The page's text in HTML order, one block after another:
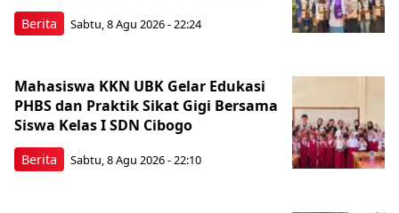
Berita Sabtu, 8 Agu 2026 - 22:24
Berita
Mahasiswa KKN UBK Gelar Edukasi
PHBS dan Praktik Sikat Gigi Bersama
Siswa Kelas I SDN Cibogo
Sabtu, 8 Agu 2026 - 22:10